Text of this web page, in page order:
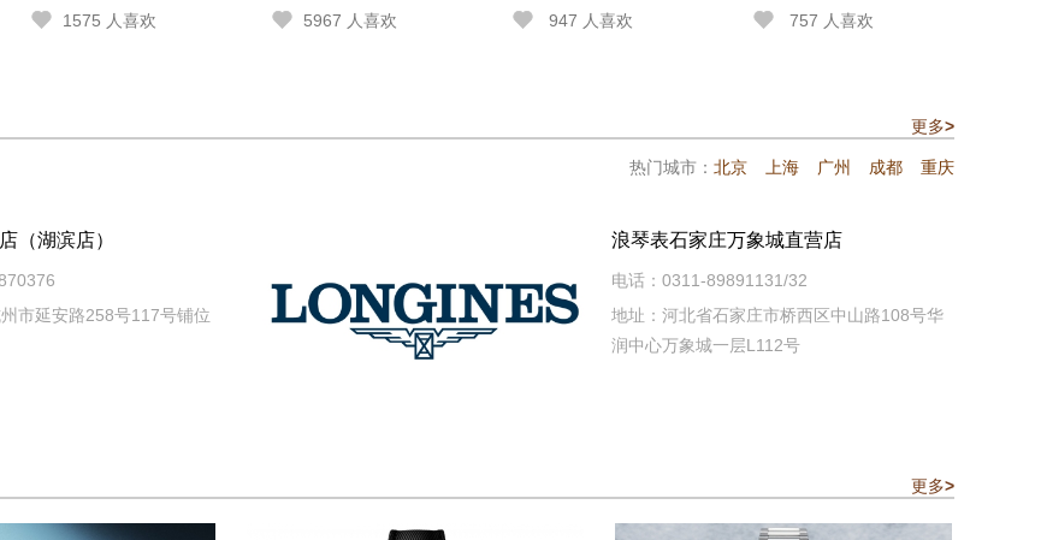
1575 人喜欢
5967 人喜欢
947 人喜欢
757 人喜欢
更多>
热门城市： 北京 上海 广州 成都 重庆
（湖滨店）
市延安路258号117号铺位
浪琴表石家庄万象城直营店
电话：0311-89891131/32
地址：河北省石家庄市桥西区中山路108号华
润中心万象城一层L112号
更多>